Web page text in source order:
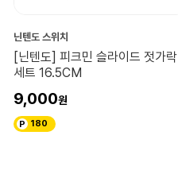
닌텐도 스위치
[닌텐도] 피크민 슬라이드 젓가락
세트 16.5CM
9,000
180